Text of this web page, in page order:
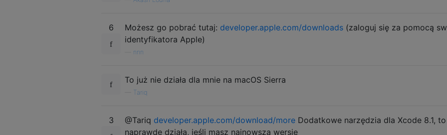
6 Możesz go pobrać tutaj: developer.apple.com/downloads (zaloguj się za pomocą
identyfikatora Apple)
nnn
To już nie działa dla mnie na macOS Sierra
Tariq
3 @Tariq developer.apple.com/download/more Dodatkowe narzędzia dla Xcode 8.1, to
naprawdę działa, jeśli masz najnowszą wersję